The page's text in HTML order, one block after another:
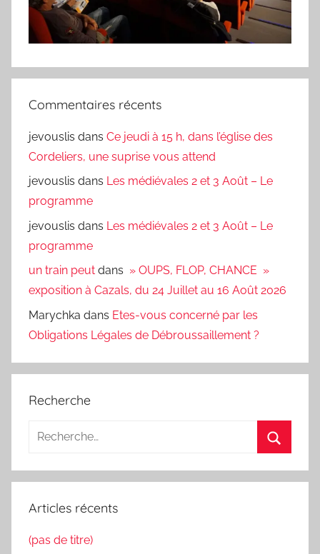
Commentaires récents
jevouslis dans Ce jeudi à 15 h, dans l’église des
Cordeliers, une suprise vous attend
jevouslis dans Les médiévales 2 et 3 Août – Le
programme
jevouslis dans Les médiévales 2 et 3 Août – Le
programme
un train peut dans » OUPS, FLOP, CHANCE »
exposition à Cazals, du 24 Juillet au 16 Août 2026
Marychka dans Etes-vous concerné par les
Obligations Légales de Débroussaillement ?
Recherche
Recherche
:
Articles récents
(pas de titre)